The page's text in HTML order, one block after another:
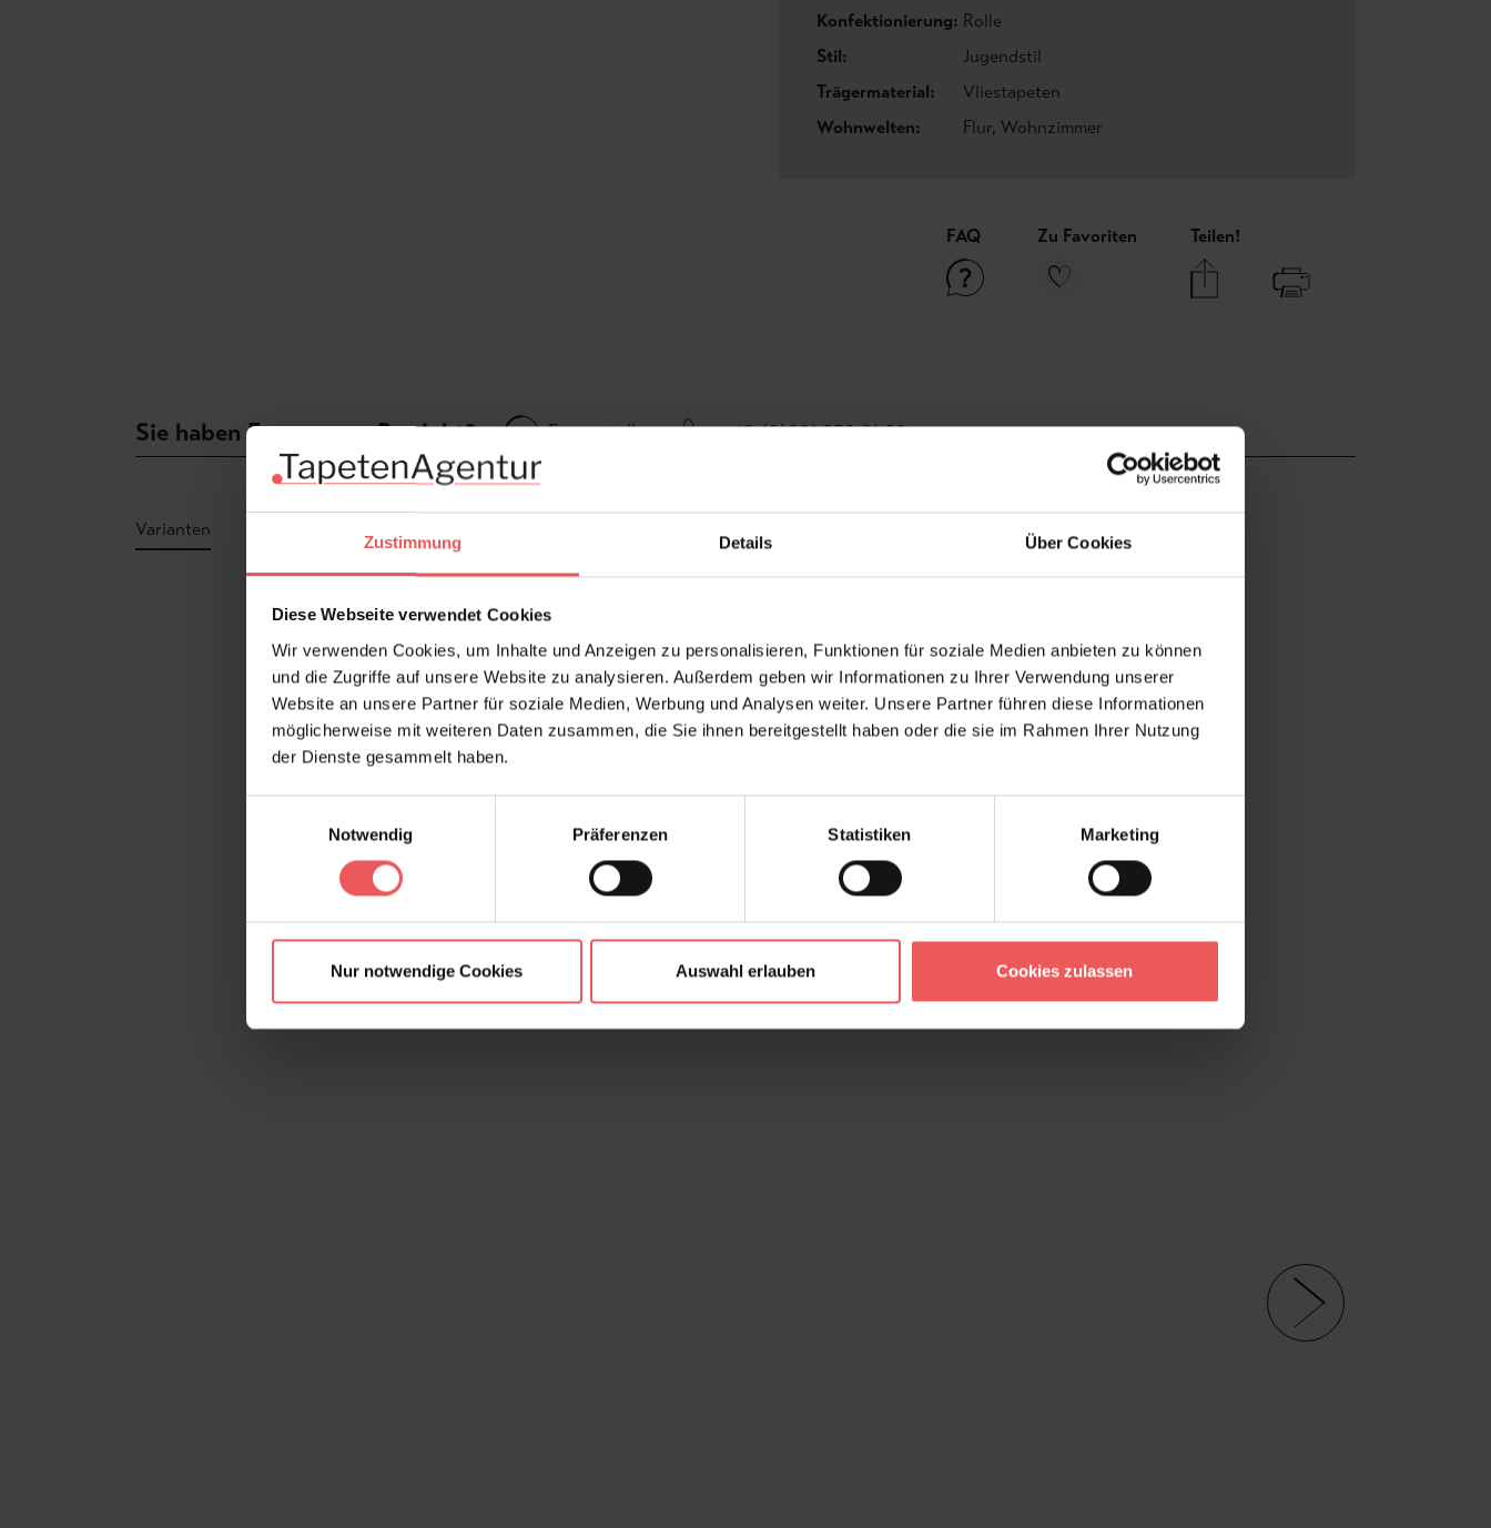
Zustimmung Details Über Cookies
Diese Webseite verwendet Cookies
Wir verwenden Cookies, um Inhalte und Anzeigen zu personalisieren, Funktionen für soziale Medien anbieten zu können
und die Zugriffe auf unsere Website zu analysieren. Außerdem geben wir Informationen zu Ihrer Verwendung unserer
Website an unsere Partner für soziale Medien, Werbung und Analysen weiter. Unsere Partner führen diese Informationen
möglicherweise mit weiteren Daten zusammen, die Sie ihnen bereitgestellt haben oder die sie im Rahmen Ihrer Nutzung
der Dienste gesammelt haben.
Notwendig
Präferenzen Statistiken Marketing
Nur notwendige Cookies Auswahl erlauben Cookies zulassen
Konfektionierung: Rolle
Stil:
Jugendstil
Trägermaterial:
Vliestapeten
Wohnwelten:
Flur, Wohnzimmer
FAQ Zu Favoriten Teilen!
Sie haben Fragen zum Produkt? Frage stellen +49 (0)221 932 81 82
Varianten